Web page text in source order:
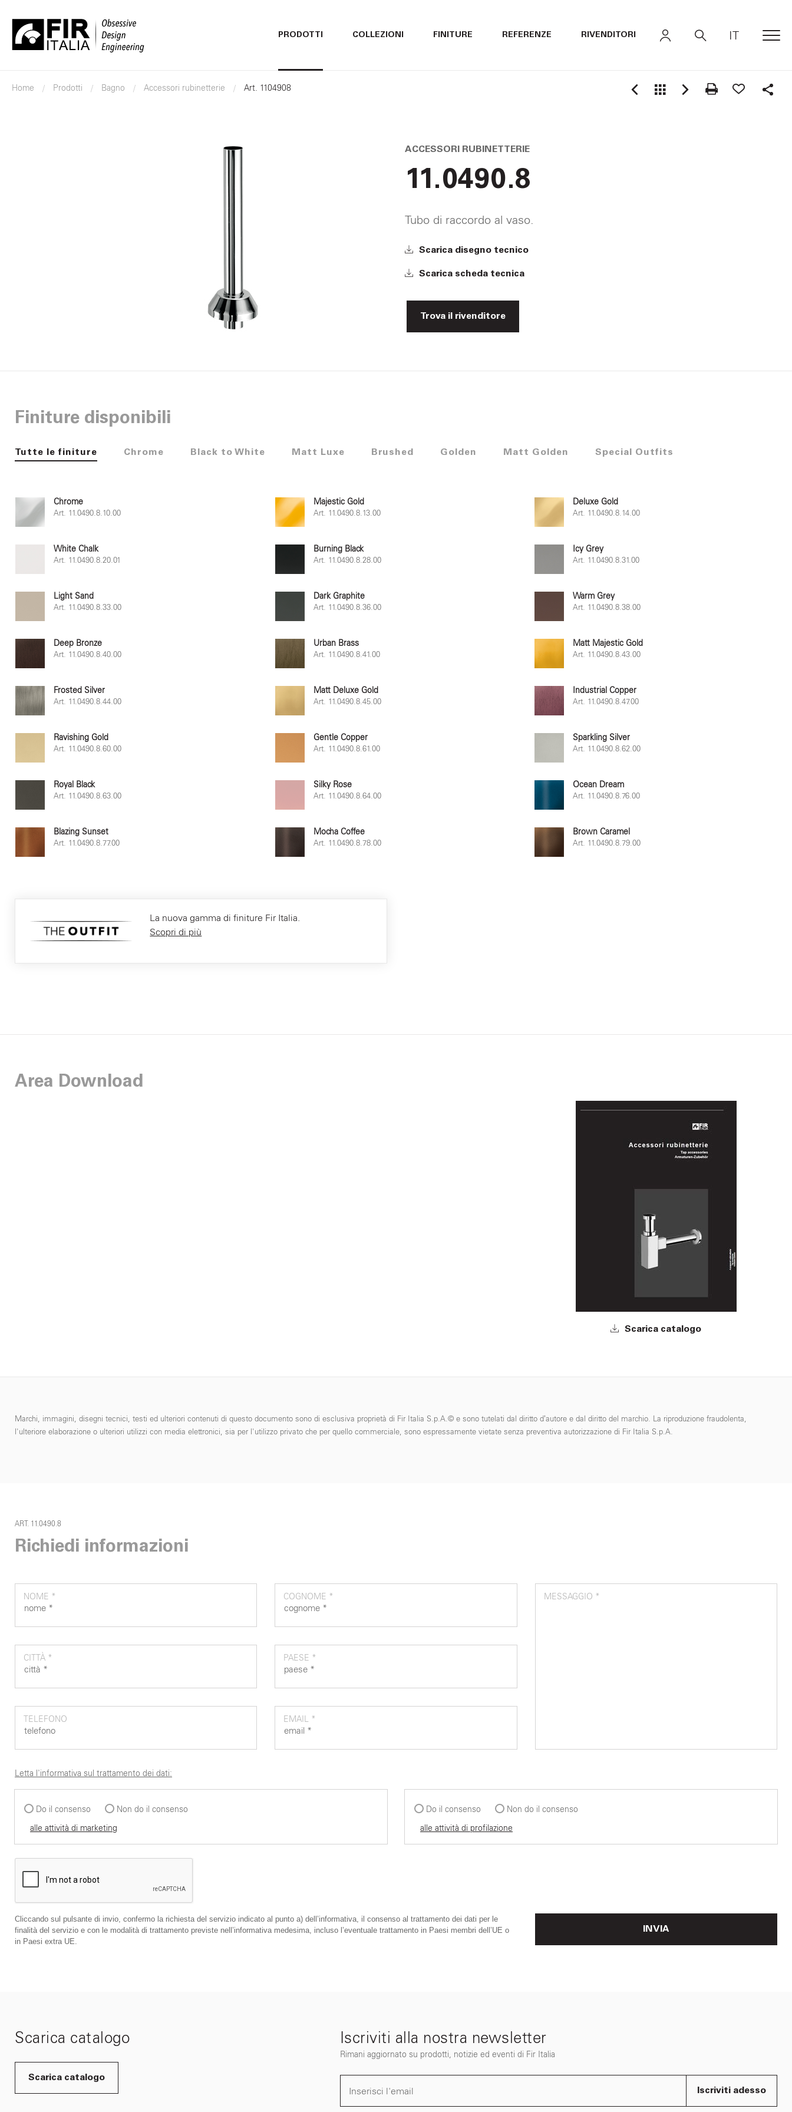
PRODOTTI COLLEZIONI FINITURE REFERENZE RIVENDITORI IT
Home Prodotti Bagno Accessori rubinetterie Art. 1104908
Share
ACCESSORI RUBINETTERIE
11.0490.8
Tubo di raccordo al vaso.
Scarica disegno tecnico
Scarica scheda tecnica
Trova il rivenditore
Finiture disponibili
Tutte le finiture Chrome Black to White Matt Luxe Brushed Golden Matt Golden Special Outfits
Chrome
Art. 11.0490.8.10.00
Majestic Gold
Art. 11.0490.8.13.00
Deluxe Gold
Art. 11.0490.8.14.00
White Chalk
Art. 11.0490.8.20.01
Burning Black
Art. 11.0490.8.28.00
Icy Grey
Art. 11.0490.8.31.00
Light Sand
Art. 11.0490.8.33.00
Dark Graphite
Art. 11.0490.8.36.00
Warm Grey
Art. 11.0490.8.38.00
Deep Bronze
Art. 11.0490.8.40.00
Urban Brass
Art. 11.0490.8.41.00
Matt Majestic Gold
Art. 11.0490.8.43.00
Frosted Silver
Art. 11.0490.8.44.00
Matt Deluxe Gold
Art. 11.0490.8.45.00
Industrial Copper
Art. 11.0490.8.47.00
Ravishing Gold
Art. 11.0490.8.60.00
Gentle Copper
Art. 11.0490.8.61.00
Sparkling Silver
Art. 11.0490.8.62.00
Royal Black
Art. 11.0490.8.63.00
Silky Rose
Art. 11.0490.8.64.00
Ocean Dream
Art. 11.0490.8.76.00
Blazing Sunset
Art. 11.0490.8.77.00
Mocha Coffee
Art. 11.0490.8.78.00
Brown Caramel
Art. 11.0490.8.79.00
La nuova gamma di finiture Fir Italia.
Scopri di più
Area Download
Scarica catalogo
Marchi, immagini, disegni tecnici, testi ed ulteriori contenuti di questo documento sono di esclusiva proprietà di Fir Italia S.p.A.© e sono tutelati dal diritto d’autore e dal diritto del marchio. La riproduzione fraudolenta,
l'ulteriore elaborazione o ulteriori utilizzi con media elettronici, sia per l'utilizzo privato che per quello commerciale, sono espressamente vietate senza preventiva autorizzazione di Fir Italia S.p.A.
ART. 11.0490.8
Richiedi informazioni
NOME * COGNOME *
CITTÀ * PAESE *
TELEFONO EMAIL *
MESSAGGIO *
Letta l'informativa sul trattamento dei dati:
Do il consenso
Non do il consenso
alle attività di marketing
Do il consenso
Non do il consenso
alle attività di profilazione
Cliccando sul pulsante di invio, confermo la richiesta del servizio indicato al punto a) dell’informativa, il consenso al trattamento dei dati per le
finalità del servizio e con le modalità di trattamento previste nell’informativa medesima, incluso l’eventuale trattamento in Paesi membri dell’UE o
in Paesi extra UE.
INVIA
Scarica catalogo
Scarica catalogo
Iscriviti alla nostra newsletter
Rimani aggiornato su prodotti, notizie ed eventi di Fir Italia
Iscriviti adesso
ITALIANO
ITALIANO